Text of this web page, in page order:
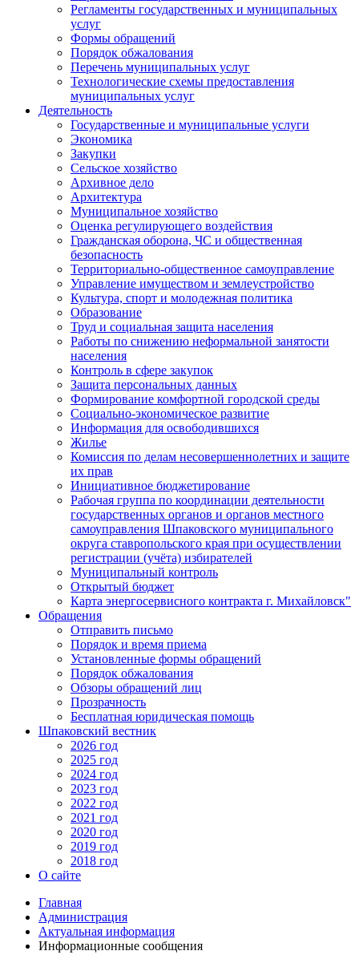
Регламенты государственных и муниципальных
услуг
Формы обращений
Порядок обжалования
Перечень муниципальных услуг
Технологические схемы предоставления
муниципальных услуг
Деятельность
Государственные и муниципальные услуги
Экономика
Закупки
Сельское хозяйство
Архивное дело
Архитектура
Муниципальное хозяйство
Оценка регулирующего воздействия
Гражданская оборона, ЧС и общественная
безопасность
Территориально-общественное самоуправление
Управление имуществом и землеустройство
Культура, спорт и молодежная политика
Образование
Труд и социальная защита населения
Работы по снижению неформальной занятости
населения
Контроль в сфере закупок
Защита персональных данных
Формирование комфортной городской среды
Социально-экономическое развитие
Информация для освободившихся
Жилье
Комиссия по делам несовершеннолетних и защите
их прав
Инициативное бюджетирование
Рабочая группа по координации деятельности
государственных органов и органов местного
самоуправления Шпаковского муниципального
округа ставропольского края при осуществлении
регистрации (учёта) избирателей
Муниципальный контроль
Открытый бюджет
Карта энергосервисного контракта г. Михайловск"
Обращения
Отправить письмо
Порядок и время приема
Установленные формы обращений
Порядок обжалования
Обзоры обращений лиц
Прозрачность
Бесплатная юридическая помощь
Шпаковский вестник
2026 год
2025 год
2024 год
2023 год
2022 год
2021 год
2020 год
2019 год
2018 год
О сайте
Главная
Администрация
Актуальная информация
Информационные сообщения